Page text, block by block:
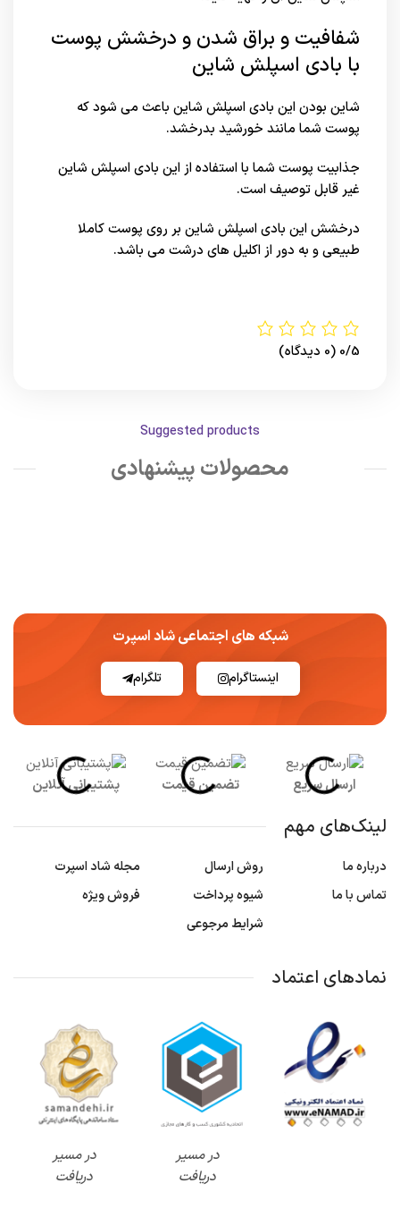
شفافیت و براق شدن و درخشش پوست
با بادی اسپلش شاین
شاین بودن این بادی اسپلش شاین باعث می شود که
پوست شما مانند خورشید بدرخشد.
جذابیت پوست شما با استفاده از این بادی اسپلش شاین
غیر قابل توصیف است.
درخشش این بادی اسپلش شاین بر روی پوست کاملا
طبیعی و به دور از اکلیل های درشت می باشد.
0/5 (0 دیدگاه)
Suggested products
محصولات پیشنهادی
شبکه های اجتماعی شاد اسپرت
اینستاگرام تلگرام
ارسال سریع تضمین قیمت پشتیبانی آنلاین
لینک‌های مهم
درباره ما
تماس با ما
روش ارسال
شیوه پرداخت
شرایط مرجوعی
مجله شاد اسپرت
فروش ویژه
نمادهای اعتماد
در مسیر
دریافت
در مسیر
دریافت